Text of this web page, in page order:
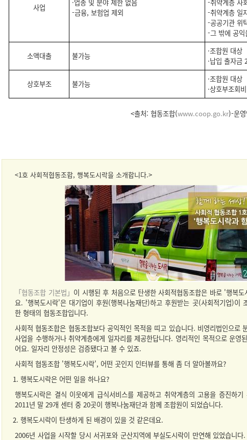
사업
·업종 및 분야 제한 없음
-금융, 보험업 제외
-취약계층 사
-취약계층 일
-공공기관 위
-그 밖에 공익
소액대출 불가능
·조합원 대상
·납입 출자금
상호부조 불가능
·조합원 대상
·상호부조회
<출처: 협동조합(www.coop.go.kr)-운
<1호 사회적협동조합, 행복도시락을 소개합니다.>
「협동조합 기본법」 이 시행된 후 처음으로 탄생한 사회적협동조합은 바로 '행복도
요. '행복도시락'은 대기업이 후원(행복나눔재단)하고 후원받는 곳(사회적기업)이
한 형태의 협동조합입니다.
사회적 협동조합은 협동조합보다 공익적인 목적을 띠고 있습니다. 비영리법인으로
사업을 수행하거나 취약계층에게 일자리를 제공한답니다. 영리적인 목적으로 운영
어요. 일자리 안정성은 검증됐다고 볼 수 있죠.
사회적 협동조합 '행복도시락', 어떤 곳인지 인터뷰를 통해 좀 더 알아볼까요?
1. 행복도시락은 어떤 일을 하나요?
행복도시락은 결식 이웃에게 급식서비스를 제공하고 취약계층의 고용을 증진하
2011년 말 29개 센터 중 20곳이 행복나눔재단과 함께 조합원이 되었습니다.
2. 행복도시락이 탄생하게 된 배경이 있을 것 같은데요.
2006년 사업을 시작할 당시 서귀포와 군산지역에 부실도시락이 만연해 있었습니